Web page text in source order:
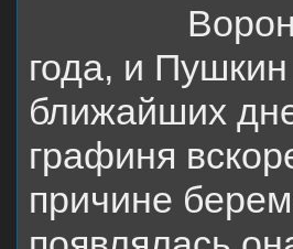
года, и
ближайших
графиня
причине